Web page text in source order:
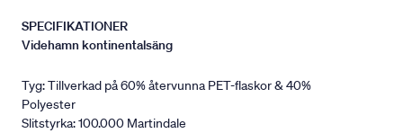
SPECIFIKATIONER
Videhamn kontinentalsäng
Tyg: Tillverkad på 60% återvunna PET-flaskor & 40%
Polyester
Slitstyrka: 100.000 Martindale